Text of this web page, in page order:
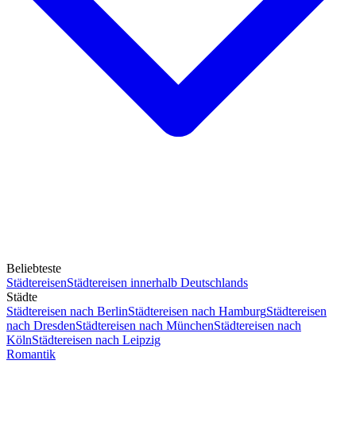
Beliebteste
StädtereisenStädtereisen innerhalb Deutschlands
Städte
Städtereisen nach BerlinStädtereisen nach HamburgStädtereisen
nach DresdenStädtereisen nach MünchenStädtereisen nach
KölnStädtereisen nach Leipzig
Romantik